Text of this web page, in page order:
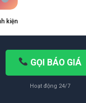
kiện
GỌI BÁO GIÁ
Hoạt động 24/7